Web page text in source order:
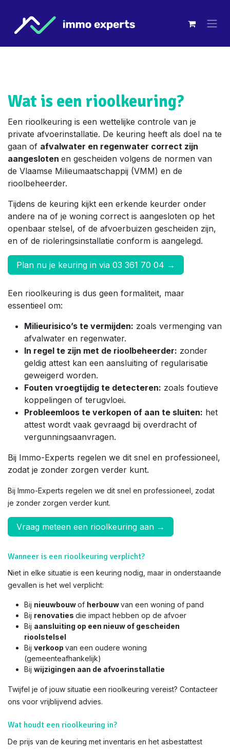
Wat is een rioolkeuring?
Een rioolkeuring is een wettelijke controle van je
private afvoerinstallatie. De keuring heeft als doel na te
gaan of afvalwater en regenwater correct zijn
aangesloten en gescheiden volgens de normen van
de Vlaamse Milieumaatschappij (VMM) en de
rioolbeheerder.
Tijdens de keuring kijkt een erkende keurder onder
andere na of je woning correct is aangesloten op het
openbaar stelsel, of de afvoerbuizen gescheiden zijn,
en of de rioleringsinstallatie conform is aangelegd.
Plan nu je keuring in via 03 361 70 04 →
Een rioolkeuring is dus geen formaliteit, maar
essentieel om:
Milieurisico’s te vermijden: zoals vermenging van
afvalwater en regenwater.
In regel te zijn met de rioolbeheerder: zonder
geldig attest kan een aansluiting of regularisatie
geweigerd worden.
Fouten vroegtijdig te detecteren: zoals foutieve
koppelingen of terugvloei.
Probleemloos te verkopen of aan te sluiten: het
attest wordt vaak gevraagd bij overdracht of
vergunningsaanvragen.
Bij Immo-Experts regelen we dit snel en professioneel,
zodat je zonder zorgen verder kunt.
Bij Immo-Experts regelen we dit snel en professioneel, zodat
je zonder zorgen verder kunt.
Vraag meteen een rioolkeuring aan →
Wanneer is een rioolkeuring verplicht?
Niet in elke situatie is een keuring nodig, maar in onderstaande
gevallen is het wel verplicht:
Bij nieuwbouwof herbouwvan een woning of pand
Bij renovaties die impact hebben op de afvoer
Bij aansluiting op een nieuw of gescheiden
rioolstelsel
Bij verkoop van een oudere woning
(gemeenteafhankelijk)
Bij wijzigingen aan de afvoerinstallatie
Twijfel je of jouw situatie een rioolkeuring vereist? Contacteer
ons voor vrijblijvend advies.
Wat houdt een rioolkeuring in?
De prijs van de keuring met inventaris en het asbestattest